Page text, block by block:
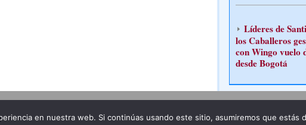
Líderes de
los Caballeros
con Wingo vuelo
desde Bogotá
en nuestra web. Si continúas usando este sitio, asumiremos que estás